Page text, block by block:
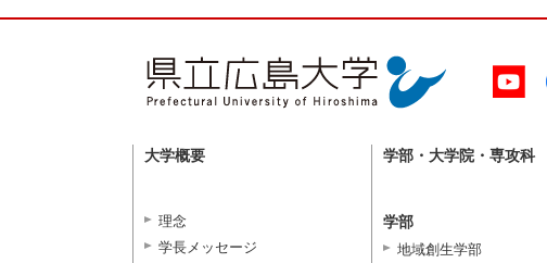
大学概要
理念
学長メッセージ
学部・大学院・専攻科
学部
地域創生学部